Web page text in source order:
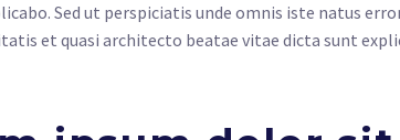
Sed ut perspiciatis unde omnis iste natus
et quasi architecto beatae vitae dicta sunt